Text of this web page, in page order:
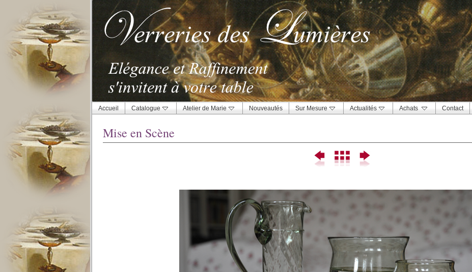
Accueil Catalogue Atelier de Marie Nouveautés Sur Mesure Actualités Achats Contact
Mise en Scène